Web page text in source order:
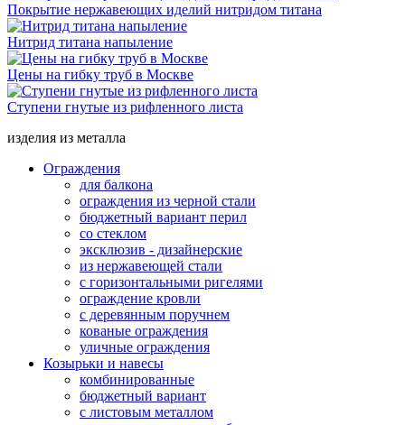
Покрытие нержавеющих иделий нитридом титана
Нитрид титана напыление
Цены на гибку труб в Москве
Ступени гнутые из рифленного листа
изделия из металла
Ограждения
для балкона
ограждения из черной стали
бюджетный вариант перил
со стеклом
эксклюзив - дизайнерские
из нержавеющей стали
с горизонтальными ригелями
ограждение кровли
с деревянным поручнем
кованые ограждения
уличные ограждения
Козырьки и навесы
комбинированные
бюджетный вариант
с листовым металлом